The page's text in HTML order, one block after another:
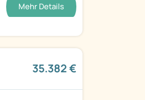
Mehr Details
35.382 €